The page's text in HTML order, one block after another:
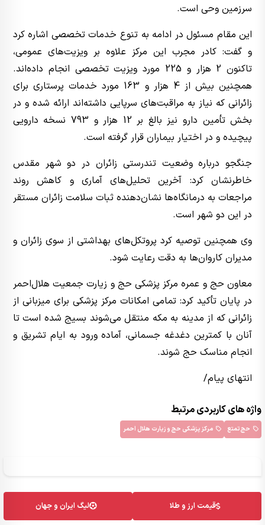
سرزمین وحی است.
این مقام مسئول در ادامه به تنوع خدمات تخصصی اشاره کرد
و گفت: کادر مجرب این مرکز علاوه بر ویزیت‌های عمومی،
تاکنون 2 هزار و 225 مورد ویزیت تخصصی انجام داده‌اند.
همچنین بیش از 4 هزار و 163 مورد خدمات پرستاری برای
زائرانی که نیاز به مراقبت‌های سرپایی داشته‌اند ارائه شده و در
بخش تأمین دارو نیز بالغ بر 12 هزار و 793 نسخه دارویی
پیچیده و در اختیار بیماران قرار گرفته است.
جنگجو درباره وضعیت تندرستی زائران در دو شهر مقدس
خاطرنشان کرد: آخرین تحلیل‌های آماری و کاهش روند
مراجعات به درمانگاه‌ها نشان‌دهنده ثبات سلامت زائران مستقر
در این دو شهر است.
وی همچنین توصیه کرد پروتکل‌های بهداشتی از سوی زائران و
مدیران کاروان‌ها به دقت رعایت شود.
معاون حج و عمره مرکز پزشکی حج و زیارت جمعیت هلال‌احمر
در پایان تأکید کرد: تمامی امکانات مرکز پزشکی برای میزبانی از
زائرانی که از مدینه به مکه منتقل می‌شوند بسیج شده است تا
آنان با کمترین دغدغه جسمانی، آماده ورود به ایام تشریق و
انجام مناسک حج شوند.
انتهای پیام/
واژه های کاربردی مرتبط
حج تمتع مرکز پزشکی حج و زیارت هلال احمر
قیمت ارز و طلا لیگ ایران و جهان